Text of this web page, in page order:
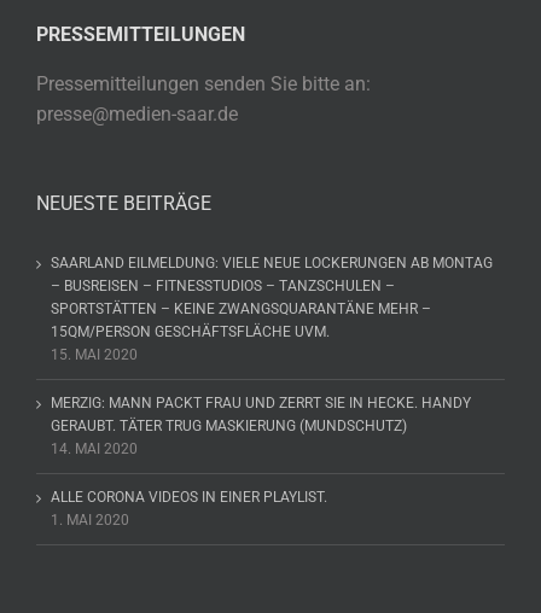
PRESSEMITTEILUNGEN
Pressemitteilungen senden Sie bitte an:
presse@medien-saar.de
NEUESTE BEITRÄGE
SAARLAND EILMELDUNG: VIELE NEUE LOCKERUNGEN AB MONTAG
– BUSREISEN – FITNESSTUDIOS – TANZSCHULEN –
SPORTSTÄTTEN – KEINE ZWANGSQUARANTÄNE MEHR –
15QM/PERSON GESCHÄFTSFLÄCHE UVM.
15. MAI 2020
MERZIG: MANN PACKT FRAU UND ZERRT SIE IN HECKE. HANDY
GERAUBT. TÄTER TRUG MASKIERUNG (MUNDSCHUTZ)
14. MAI 2020
ALLE CORONA VIDEOS IN EINER PLAYLIST.
1. MAI 2020